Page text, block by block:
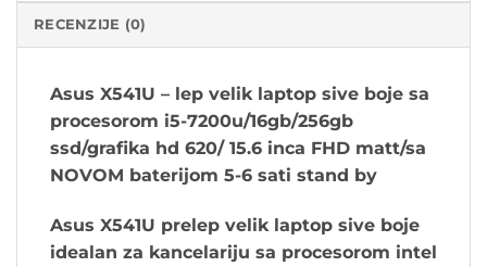
RECENZIJE (0)
Asus X541U – lep velik laptop sive boje sa
procesorom i5-7200u/16gb/256gb
ssd/grafika hd 620/ 15.6 inca FHD matt/sa
NOVOM baterijom 5-6 sati stand by
Asus X541U prelep velik laptop sive boje
idealan za kancelariju sa procesorom intel